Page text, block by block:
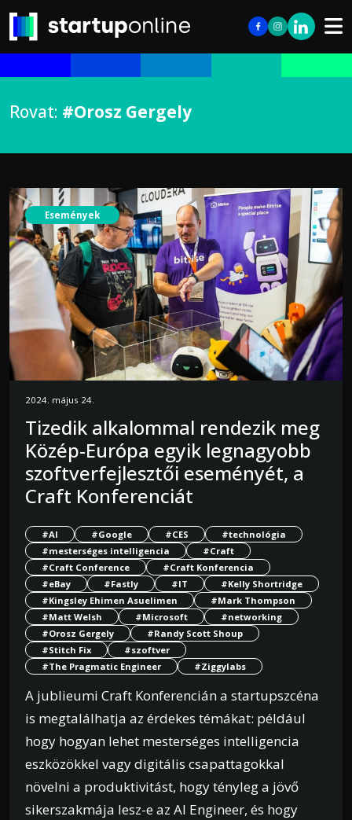
Rovat: #Orosz Gergely
Események
2024. május 24.
Tizedik alkalommal rendezik meg
Közép-Európa egyik legnagyobb
szoftverfejlesztői eseményét, a
Craft Konferenciát
#AI #Google #CES
#technológia
#mesterséges intelligencia
#Craft
#Craft Conference
#Craft Konferencia
#eBay
#Fastly #IT
#Kelly Shortridge
#Kingsley Ehimen Asuelimen
#Mark Thompson
#Matt Welsh
#Microsoft
#networking
#Orosz Gergely
#Randy Scott Shoup
#Stitch Fix
#szoftver
#The Pragmatic Engineer
#Ziggylabs
A jublieumi Craft Konferencián a startupszcéna
is megtalálhatja az érdekes témákat: például
hogy hogyan lehet mesterséges intelligencia
eszközökkel vagy digitális csapattagokkal
növelni a produktivitást, hogy tényleg a jövő
sikerszakmája lesz-e az AI Engineer, és hogy